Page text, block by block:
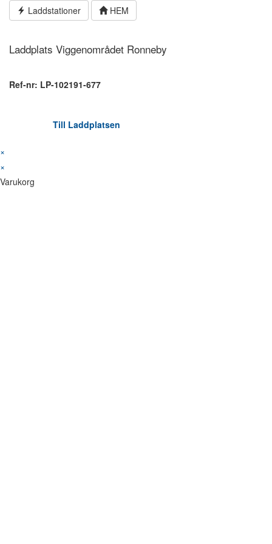
Hoppa Laddstationer HEM
Laddplats Viggenområdet Ronneby
Ref-nr: LP-102191-677
Till Laddplatsen
×
×
Varukorg